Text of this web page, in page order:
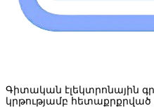
Գիտական էլեկտրոնային
կրթությամբ